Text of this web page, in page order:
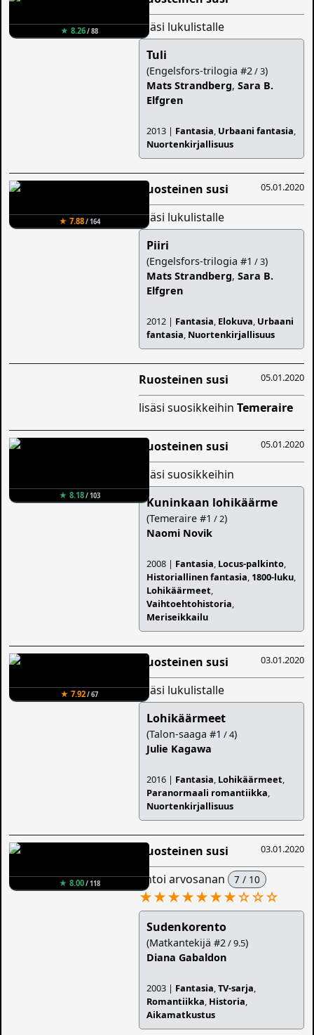
★ 8.26/ 88
lisäsi lukulistalle
Tuli
(Engelsfors-trilogia #2/ 3)
Mats Strandberg,Sara B.
Elfgren
2013 | Fantasia, Urbaani fantasia,
Nuortenkirjallisuus
★ 7.88/ 164
05.01.2020
Ruosteinen susi
lisäsi lukulistalle
Piiri
(Engelsfors-trilogia #1 / 3)
Mats Strandberg,Sara B.
Elfgren
2012 | Fantasia, Elokuva, Urbaani
fantasia, Nuortenkirjallisuus
05.01.2020
Ruosteinen susi
lisäsi suosikkeihinTemeraire
★ 8.18/ 103
05.01.2020
Ruosteinen susi
lisäsi suosikkeihin
Kuninkaan lohikäärme
(Temeraire #1 / 2)
Naomi Novik
2008 | Fantasia, Locus-palkinto,
Historiallinen fantasia, 1800-luku,
Lohikäärmeet,
Vaihtoehtohistoria,
Meriseikkailu
★ 7.92/ 67
03.01.2020
Ruosteinen susi
lisäsi lukulistalle
Lohikäärmeet
(Talon-saaga #1 / 4)
Julie Kagawa
2016 | Fantasia, Lohikäärmeet,
Paranormaali romantiikka,
Nuortenkirjallisuus
★ 8.00/ 118
03.01.2020
Ruosteinen susi
antoi arvosanan 7 / 10
★★★★★★★☆☆☆
Sudenkorento
(Matkantekijä #2/ 9.5)
Diana Gabaldon
2003 | Fantasia,TV-sarja,
Romantiikka, Historia,
Aikamatkustus